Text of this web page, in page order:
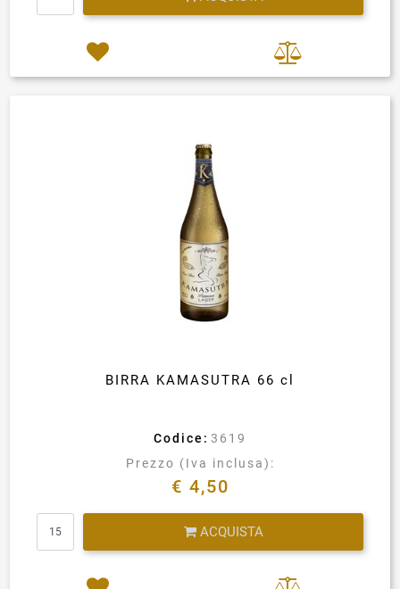
BIRRA KAMASUTRA 66 cl
Codice: 3619
Prezzo (Iva inclusa):
€ 4,50
ACQUISTA